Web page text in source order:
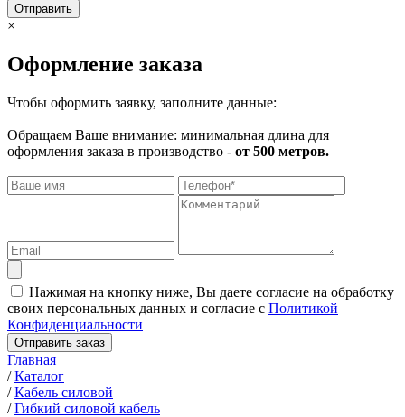
Отправить
×
Оформление заказа
Чтобы оформить заявку, заполните данные:
Обращаем Ваше внимание: минимальная длина для
оформления заказа в производство - от 500 метров.
Нажимая на кнопку ниже, Вы даете согласие на обработку
своих персональных данных и согласие с Политикой
Конфиденциальности
Отправить заказ
Главная
/Каталог
/Кабель силовой
/Гибкий силовой кабель